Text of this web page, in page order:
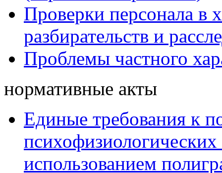
Проверки персонала в
разбирательств и
Проблемы частного
нормативные акты
Единые требования к
использованием